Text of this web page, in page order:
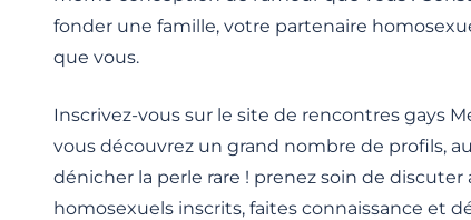
fonder une famille, votre partenaire
que vous.
Inscrivez-vous sur le site de rencontres gays
vous découvrez un grand nombre de profils,
dénicher la perle rare ! prenez soin de
homosexuels inscrits, faites connaissance et